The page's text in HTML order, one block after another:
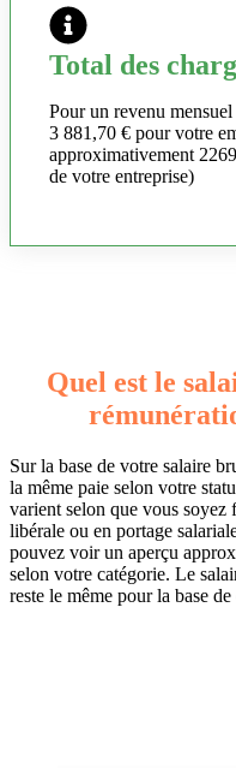
Total des
Pour un revenu
3 881,70 € pour votre
approximativement
de votre entreprise)
Quel est le
Sur la base de votre salaire
la même paie selon votre
varient selon que vous soyez
libérale ou en portage
pouvez voir un aperçu
selon votre catégorie. Le
reste le même pour la base